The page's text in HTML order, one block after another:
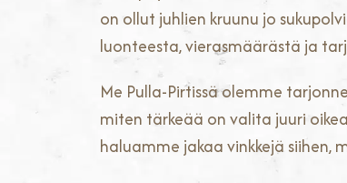
on ollut juhlien kruunu jo
luonteesta, vierasmäärästä ja
Me Pulla-Pirtissä olemme
miten tärkeää on valita juuri
haluamme jakaa vinkkejä siihen,